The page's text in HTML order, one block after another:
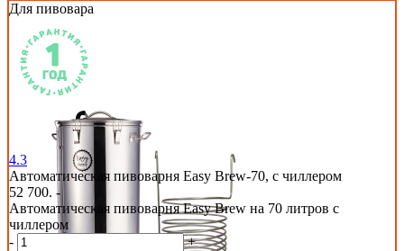
Для пивовара
4.3
Автоматическая пивоварня Easy Brew-70, с чиллером
52 700. -
Автоматическая пивоварня Easy Brew на 70 литров с
чиллером
-
+